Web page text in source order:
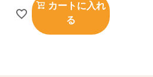
カートに入れ
る